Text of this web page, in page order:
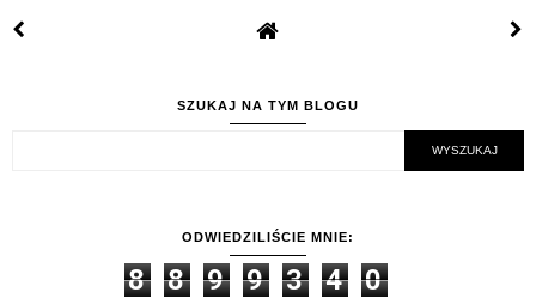
SZUKAJ NA TYM BLOGU
ODWIEDZILIŚCIE MNIE:
8 8 9 9 3 4 0